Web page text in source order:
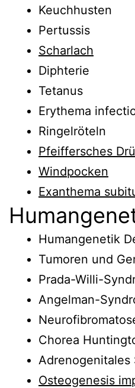
Keuchhusten
Pertussis
Scharlach
Diphterie
Tetanus
Erythema
Ringelröteln
Pfeiffersches
Windpocken
Exanthema
Humangenetik
Tumoren und
Prada-Willi-
Angelman-
Chorea
Adrenogenitales
Osteogenesis